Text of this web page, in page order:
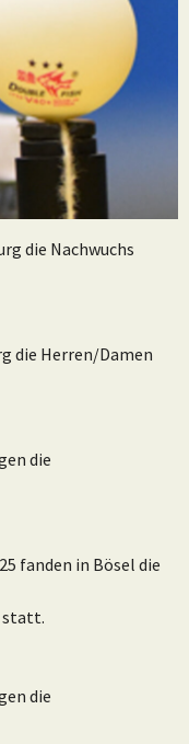
die Nachwuchs
die Herren/Damen
die
fanden in Bösel die
statt.
die